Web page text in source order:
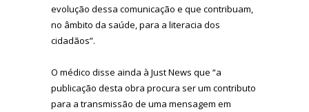
evolução dessa comunicação e que contribuam,
no âmbito da saúde, para a literacia dos
cidadãos”.
O médico disse ainda à Just News que “a
publicação desta obra procura ser um contributo
para a transmissão de uma mensagem em